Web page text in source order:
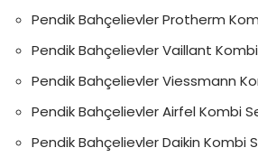
Pendik Bahçelievler Protherm
Pendik Bahçelievler Vaillant
Pendik Bahçelievler Viessmann
Pendik Bahçelievler Airfel Kombi
Pendik Bahçelievler Daikin Kombi